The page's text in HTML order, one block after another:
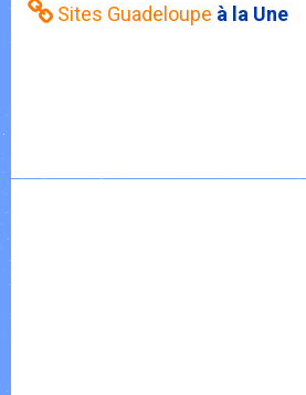
Sites Guadeloupe à la Une